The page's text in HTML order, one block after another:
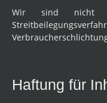
Wir sind nicht
Haftung für